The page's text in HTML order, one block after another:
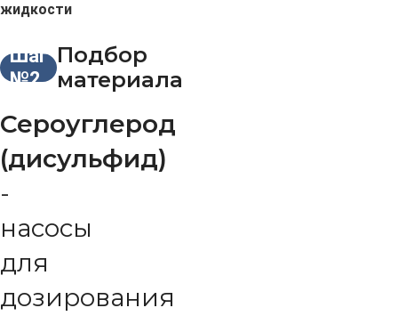
жидкости
Шаг
№2
Подбор
материала
Сероуглерод
(дисульфид)
-
насосы
для
дозирования